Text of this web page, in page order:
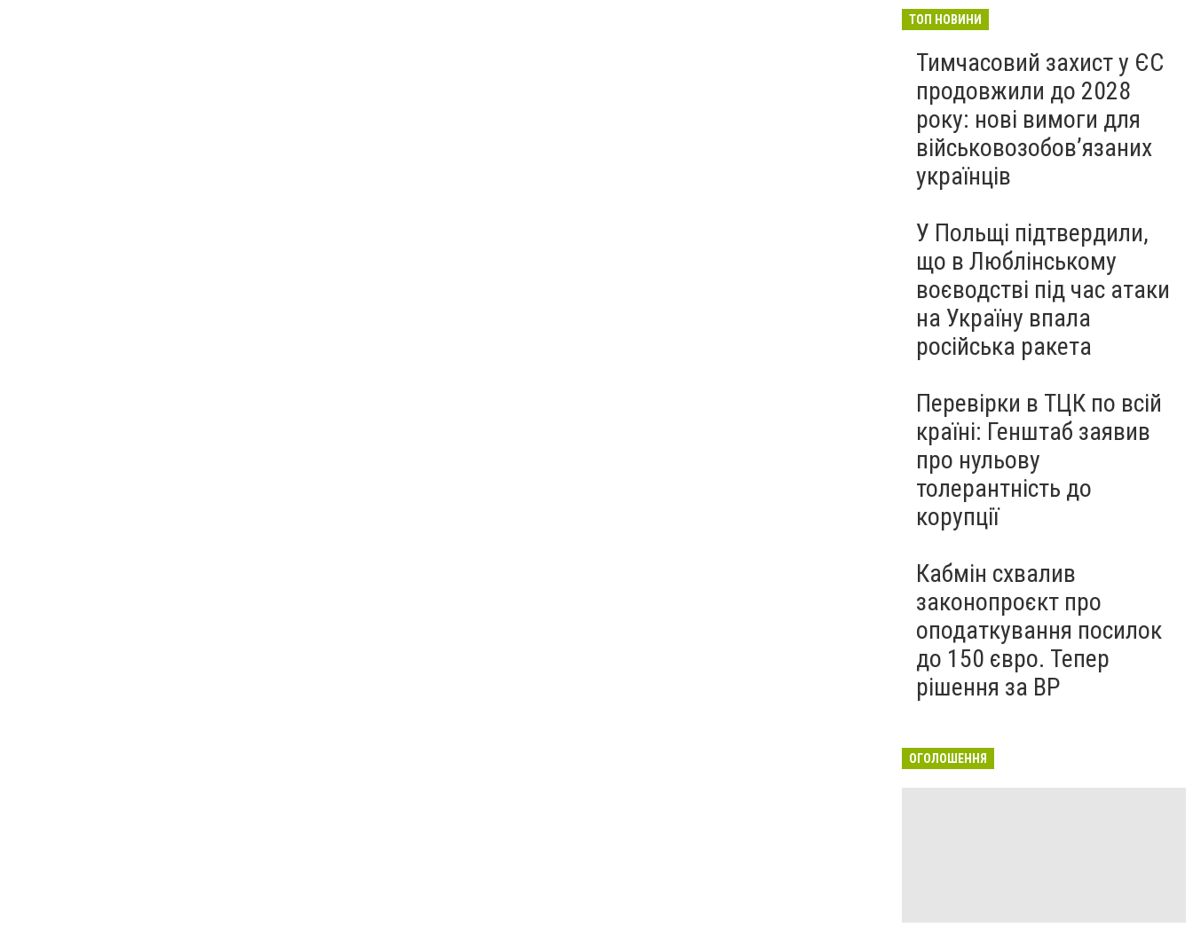
ТОП НОВИНИ
Тимчасовий захист у ЄС
продовжили до 2028
року: нові вимоги для
військовозобов’язаних
українців
У Польщі підтвердили,
що в Люблінському
воєводстві під час атаки
на Україну впала
російська ракета
Перевірки в ТЦК по всій
країні: Генштаб заявив
про нульову
толерантність до
корупції
Кабмін схвалив
законопроєкт про
оподаткування посилок
до 150 євро. Тепер
рішення за ВР
ОГОЛОШЕННЯ